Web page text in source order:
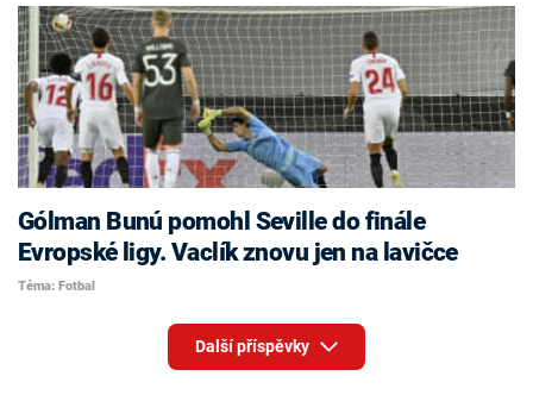
Gólman Bunú pomohl Seville do finále
Evropské ligy. Vaclík znovu jen na lavičce
Téma: Fotbal
Další příspěvky